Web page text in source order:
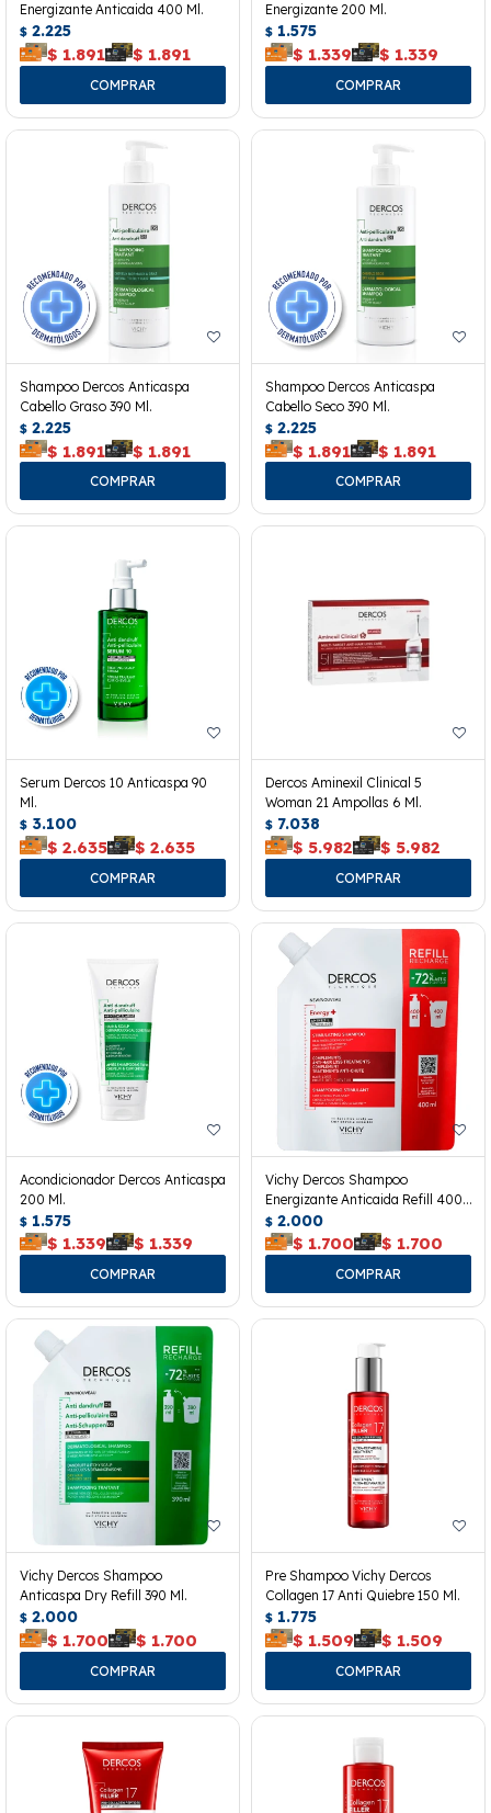
Energizante Anticaida 400 Ml.
$ 2.225
$ 1.891 $ 1.891
Energizante 200 Ml.
$ 1.575
$ 1.339 $ 1.339
Shampoo Dercos Anticaspa
Cabello Graso 390 Ml.
$ 2.225
$ 1.891 $ 1.891
Shampoo Dercos Anticaspa
Cabello Seco 390 Ml.
$ 2.225
$ 1.891 $ 1.891
Serum Dercos 10 Anticaspa 90
Ml.
$ 3.100
$ 2.635 $ 2.635
Dercos Aminexil Clinical 5
Woman 21 Ampollas 6 Ml.
$ 7.038
$ 5.982 $ 5.982
Acondicionador Dercos Anticaspa
200 Ml.
$ 1.575
$ 1.339 $ 1.339
Vichy Dercos Shampoo
Energizante Anticaida Refill 400
Ml.
$ 2.000
$ 1.700 $ 1.700
Vichy Dercos Shampoo
Anticaspa Dry Refill 390 Ml.
$ 2.000
$ 1.700 $ 1.700
Pre Shampoo Vichy Dercos
Collagen 17 Anti Quiebre 150 Ml.
$ 1.775
$ 1.509 $ 1.509